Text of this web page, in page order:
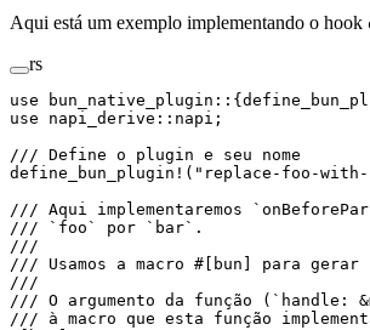
Aqui está um exemplo implementando o hook
rs
use bun_native_plugin ::
use napi_derive :: napi;
/// Define o plugin e seu nome
define_bun_plugin! ( "replace-foo-with-
/// Aqui implementaremos
/// `foo` por `bar`.
///
/// Usamos a macro #[bun] para
///
/// O argumento da função (`handle:
/// à macro que esta função